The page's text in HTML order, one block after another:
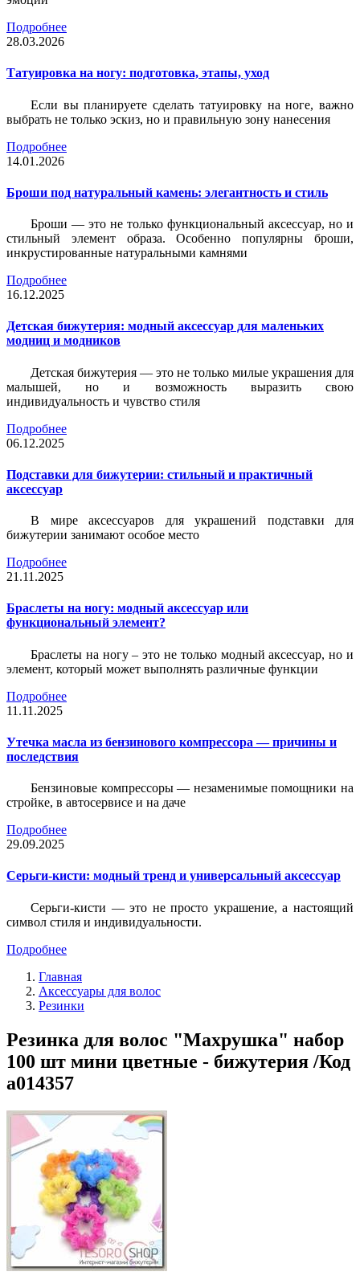
Подробнее
28.03.2026
Татуировка на ногу: подготовка, этапы, уход
Если вы планируете сделать татуировку на ноге, важно
выбрать не только эскиз, но и правильную зону нанесения
Подробнее
14.01.2026
Броши под натуральный камень: элегантность и стиль
Броши — это не только функциональный аксессуар, но и
стильный элемент образа. Особенно популярны броши,
инкрустированные натуральными камнями
Подробнее
16.12.2025
Детская бижутерия: модный аксессуар для маленьких
модниц и модников
Детская бижутерия — это не только милые украшения для
малышей, но и возможность выразить свою
индивидуальность и чувство стиля
Подробнее
06.12.2025
Подставки для бижутерии: стильный и практичный
аксессуар
В мире аксессуаров для украшений подставки для
бижутерии занимают особое место
Подробнее
21.11.2025
Браслеты на ногу: модный аксессуар или
функциональный элемент?
Браслеты на ногу – это не только модный аксессуар, но и
элемент, который может выполнять различные функции
Подробнее
11.11.2025
Утечка масла из бензинового компрессора — причины и
последствия
Бензиновые компрессоры — незаменимые помощники на
стройке, в автосервисе и на даче
Подробнее
29.09.2025
Серьги-кисти: модный тренд и универсальный аксессуар
Серьги-кисти — это не просто украшение, а настоящий
символ стиля и индивидуальности.
Подробнее
Главная
Аксессуары для волос
Резинки
Резинка для волос "Махрушка" набор
100 шт мини цветные - бижутерия /Код
a014357